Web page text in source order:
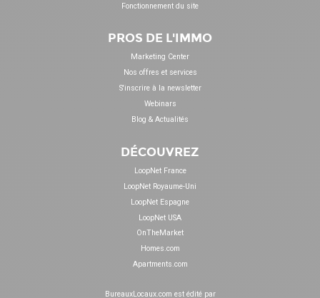
Fonctionnement du site
PROS DE L'IMMO
Marketing Center
Nos offres et services
S'inscrire à la newsletter
Webinars
Blog & Actualités
DÉCOUVREZ
LoopNet France
LoopNet Royaume-Uni
LoopNet Espagne
LoopNet USA
OnTheMarket
Homes.com
Apartments.com
BureauxLocaux.com est édité par